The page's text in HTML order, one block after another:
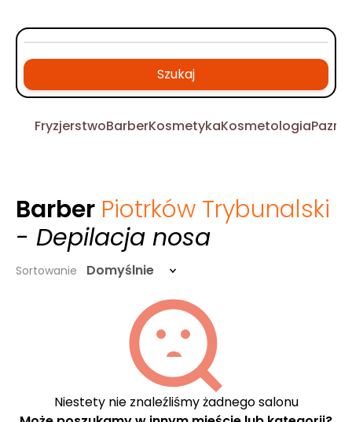
Szukaj
FryzjerstwoBarberKosmetykaKosmetologia
Barber Piotrków Trybunalski
- Depilacja nosa
Sortowanie Domyślnie
Niestety nie znaleźliśmy żadnego salonu